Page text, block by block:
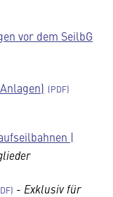
vor dem SeilbG
|
- Exklusiv für